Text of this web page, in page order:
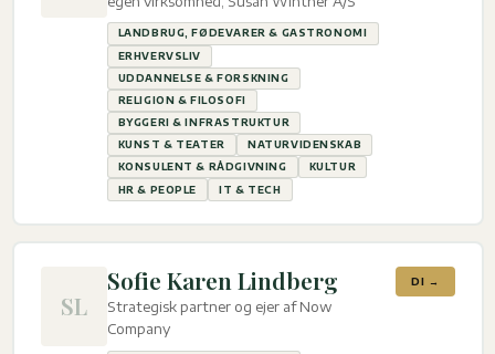
LANDBRUG, FØDEVARER & GASTRONOMI
ERHVERVSLIV
UDDANNELSE & FORSKNING
RELIGION & FILOSOFI
BYGGERI & INFRASTRUKTUR
KUNST & TEATER
NATURVIDENSKAB
KONSULENT & RÅDGIVNING
KULTUR
HR & PEOPLE
IT & TECH
SL
Sofie Karen Lindberg
Strategisk partner og ejer af Now
Company
DI →